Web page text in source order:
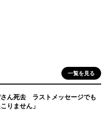
一覧を見る
ん死去 ラストメッセージでも
りません」